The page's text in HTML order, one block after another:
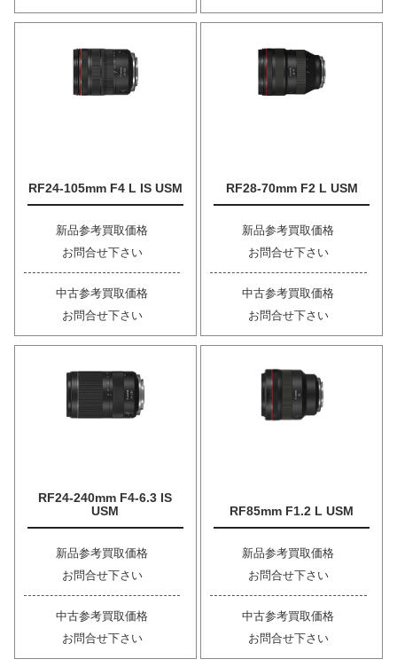
RF24-105mm F4 L IS USM
新品参考買取価格
お問合せ下さい
中古参考買取価格
お問合せ下さい
RF28-70mm F2 L USM
新品参考買取価格
お問合せ下さい
中古参考買取価格
お問合せ下さい
RF24-240mm F4-6.3 IS
USM
新品参考買取価格
お問合せ下さい
中古参考買取価格
お問合せ下さい
RF85mm F1.2 L USM
新品参考買取価格
お問合せ下さい
中古参考買取価格
お問合せ下さい